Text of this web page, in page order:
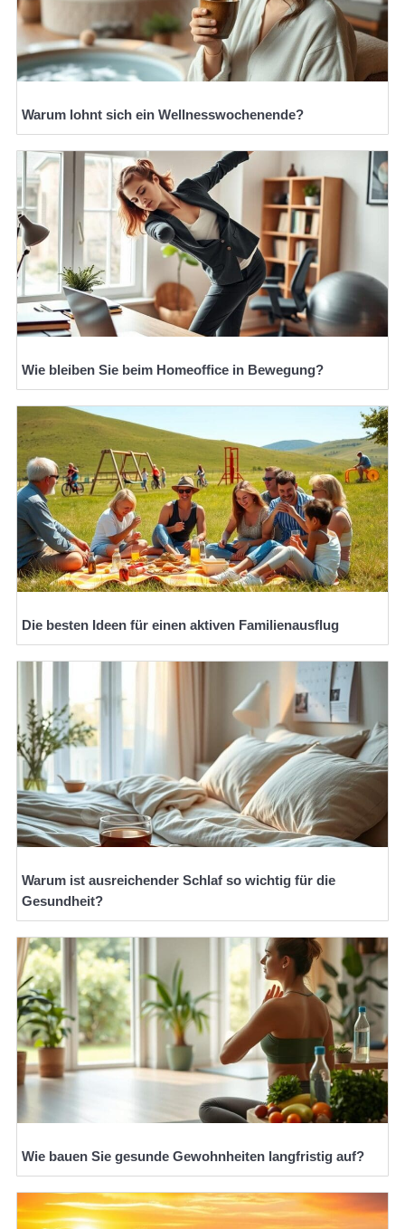
Warum lohnt sich ein Wellnesswochenende?
Wie bleiben Sie beim Homeoffice in Bewegung?
Die besten Ideen für einen aktiven Familienausflug
Warum ist ausreichender Schlaf so wichtig für die
Gesundheit?
Wie bauen Sie gesunde Gewohnheiten langfristig auf?